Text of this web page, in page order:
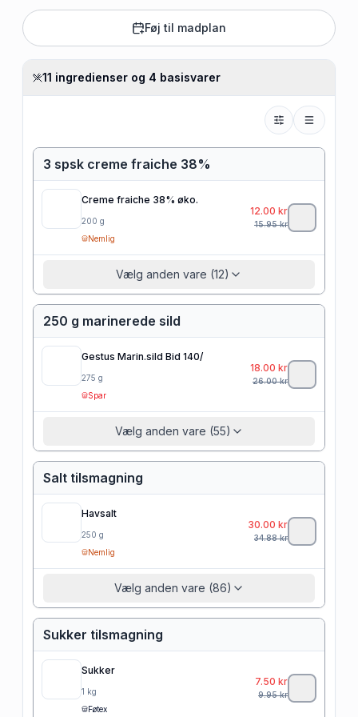
Føj til madplan
11 ingredienser og 4 basisvarer
3 spsk creme fraiche 38%
Creme fraiche 38% øko.
200 g
Nemlig
12.00 kr
15.95kr
Vælg anden vare (12)
250 g marinerede sild
Gestus Marin.sild Bid 140/
275 g
Spar
18.00 kr
26.00kr
Vælg anden vare (55)
Salt tilsmagning
Havsalt
250 g
Nemlig
30.00 kr
34.88kr
Vælg anden vare (86)
Sukker tilsmagning
Sukker
1 kg
Føtex
7.50 kr
9.95kr